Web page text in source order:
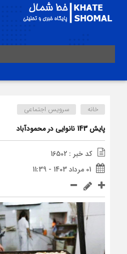
خانه سرویس اجتماعی
پایش 143 نانوایی در محمودآباد
کد خبر : 16502
01 مرداد 1403 - 11:39